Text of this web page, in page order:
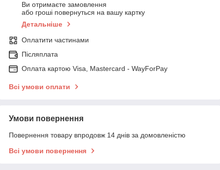
Ви отримаєте замовлення
або гроші повернуться на вашу картку
Детальніше
Оплатити частинами
Післяплата
Оплата картою Visa, Mastercard - WayForPay
Всі умови оплати
Умови повернення
Повернення товару впродовж 14 днів за домовленістю
Всі умови повернення